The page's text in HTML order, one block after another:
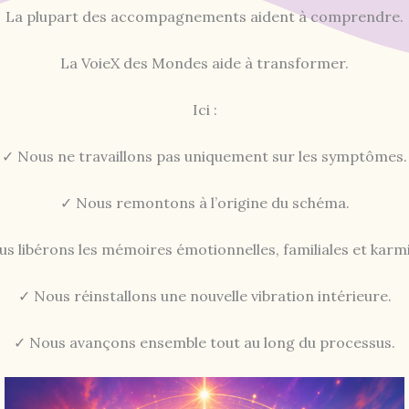
La plupart des accompagnements aident à comprendre.
La VoieX des Mondes aide à transformer.
Ici :
✓ Nous ne travaillons pas uniquement sur les symptômes.
✓ Nous remontons à l’origine du schéma.
libérons les mémoires émotionnelles, familiales et
✓ Nous réinstallons une nouvelle vibration intérieure.
✓ Nous avançons ensemble tout au long du processus.